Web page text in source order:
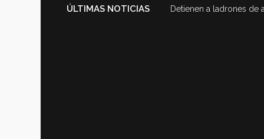
ÚLTIMAS NOTICIAS Detienen a ladrones de